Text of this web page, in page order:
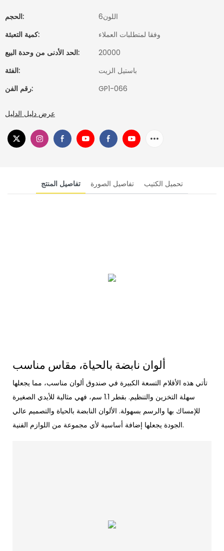
الحجم:
اللون6
كمية التعبئة:
وفقا لمتطلبات العملاء
الحد الأدنى من وحدة البيع:
20000
الفئة:
باستيل الزيت
رقم الفن:
GP1-066
عرض دليل الدليل
تفاصيل المنتج تفاصيل الصورة تحميل الكتيب
تأتي هذه الأقلام التسعة الكبيرة في صندوق ألوان مناسب، مما يجعلها
سهلة التخزين والتنظيم. بقطر 1.1 سم، فهي مثالية للأيدي الصغيرة
للإمساك بها والرسم بسهولة. الألوان النابضة بالحياة والتصميم عالي
الجودة يجعلها إضافة أساسية لأي مجموعة من اللوازم الفنية.